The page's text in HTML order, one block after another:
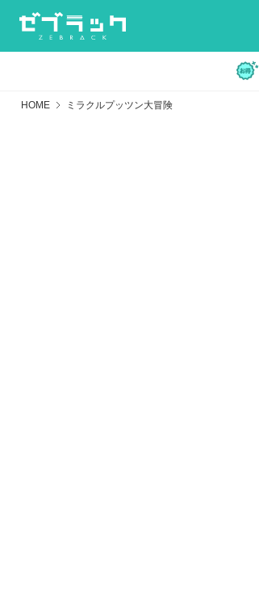
HOME ミラクルプッツン大冒険